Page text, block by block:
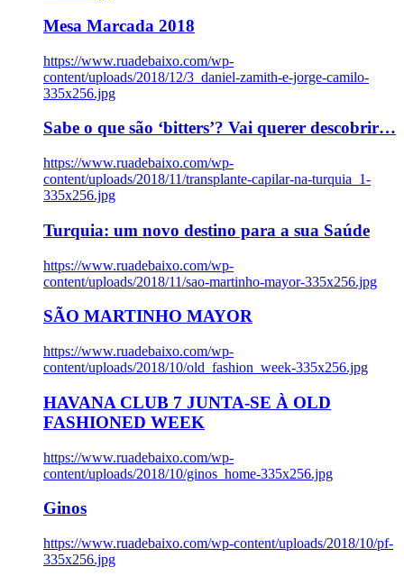
Mesa Marcada 2018
https://www.ruadebaixo.com/wp-
content/uploads/2018/12/3_daniel-zamith-e-jorge-camilo-
335x256.jpg
Sabe o que são ‘bitters’? Vai querer descobrir…
https://www.ruadebaixo.com/wp-
content/uploads/2018/11/transplante-capilar-na-turquia_1-
335x256.jpg
Turquia: um novo destino para a sua Saúde
https://www.ruadebaixo.com/wp-
content/uploads/2018/11/sao-martinho-mayor-335x256.jpg
SÃO MARTINHO MAYOR
https://www.ruadebaixo.com/wp-
content/uploads/2018/10/old_fashion_week-335x256.jpg
HAVANA CLUB 7 JUNTA-SE À OLD
FASHIONED WEEK
https://www.ruadebaixo.com/wp-
content/uploads/2018/10/ginos_home-335x256.jpg
Ginos
https://www.ruadebaixo.com/wp-content/uploads/2018/10/pf-
335x256.jpg